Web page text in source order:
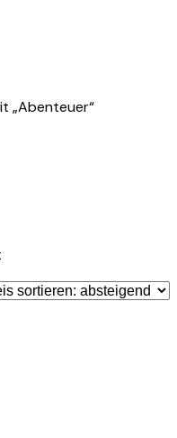
„Abenteuer“